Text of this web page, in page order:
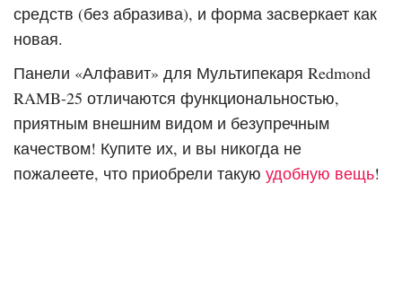
средств (без абразива), и форма засверкает как
новая.
Панели «Алфавит» для Мультипекаря Redmond
RAMB-25 отличаются функциональностью,
приятным внешним видом и безупречным
качеством! Купите их, и вы никогда не
пожалеете, что приобрели такую удобную вещь!